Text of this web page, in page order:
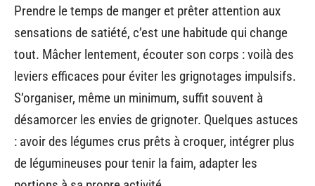
Prendre le temps de manger et prêter attention aux
sensations de satiété, c’est une habitude qui change
tout. Mâcher lentement, écouter son corps : voilà des
leviers efficaces pour éviter les grignotages impulsifs.
S’organiser, même un minimum, suffit souvent à
désamorcer les envies de grignoter. Quelques astuces
: avoir des légumes crus prêts à croquer, intégrer plus
de légumineuses pour tenir la faim, adapter les